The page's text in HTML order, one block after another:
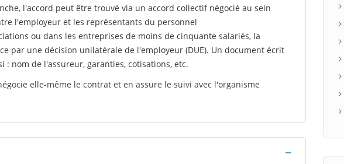
l'accord peut être trouvé via un accord collectif négocié au sein
l'employeur et les représentants du personnel
ou dans les entreprises de moins de cinquante salariés, la
par une décision unilatérale de l'employeur (DUE). Un document écrit
: nom de l'assureur, garanties, cotisations, etc.
elle-même le contrat et en assure le suivi avec l'organisme